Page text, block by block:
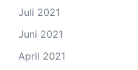
Juli 2021
Juni 2021
April 2021